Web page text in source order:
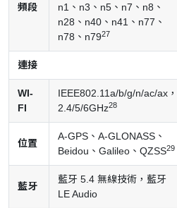
頻段
n1、n3、n5、n7、n8、
n28、n40、n41、n77、
n78、n7927
連接
WI-
FI
IEEE802.11a/b/g/n/ac/ax，
2.4/5/6GHz28
位置
A-GPS、A-GLONASS、
Beidou、Galileo、QZSS29
藍牙
藍牙 5.4 無線技術，藍牙
LE Audio